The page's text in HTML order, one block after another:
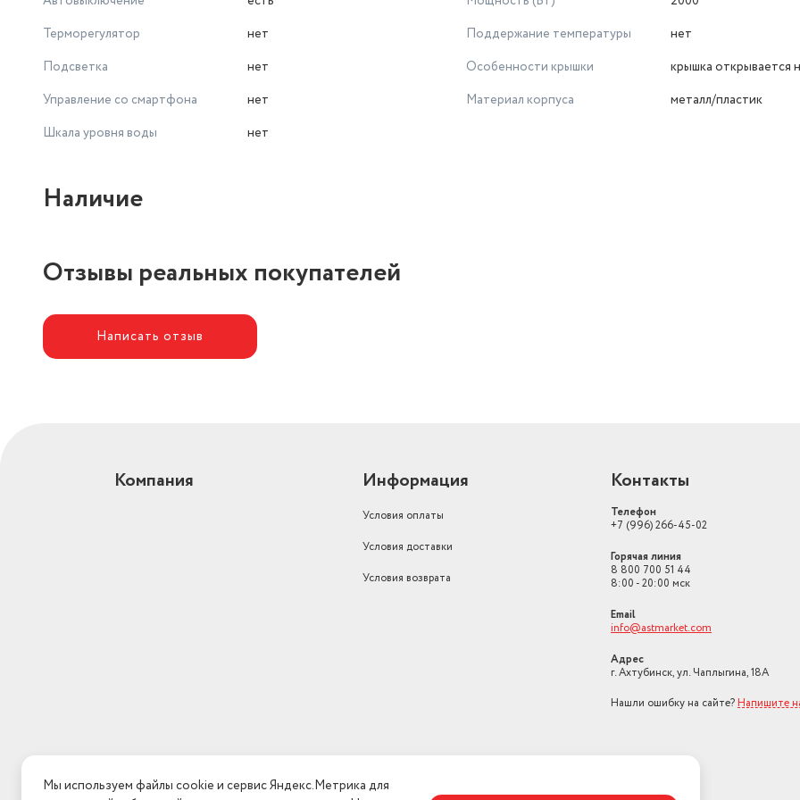
Терморегулятор
нет
Подсветка
нет
Управление со смартфона
нет
Шкала уровня воды
нет
Поддержание температуры
нет
Особенности крышки
крышка открывается
Материал корпуса
металл/пластик
Наличие
Отзывы реальных покупателей
Написать отзыв
Компания Информация
Условия оплаты
Условия доставки
Условия возврата
Контакты
Телефон
+7 (996) 266-45-02
Горячая линия
8 800 700 51 44
8:00 - 20:00 мск
Email
info@astmarket.com
Адрес
г. Ахтубинск, ул. Чаплыгина, 18А
Нашли ошибку на сайте? Напишите
Мы используем файлы cookie и сервис Яндекс.Метрика для